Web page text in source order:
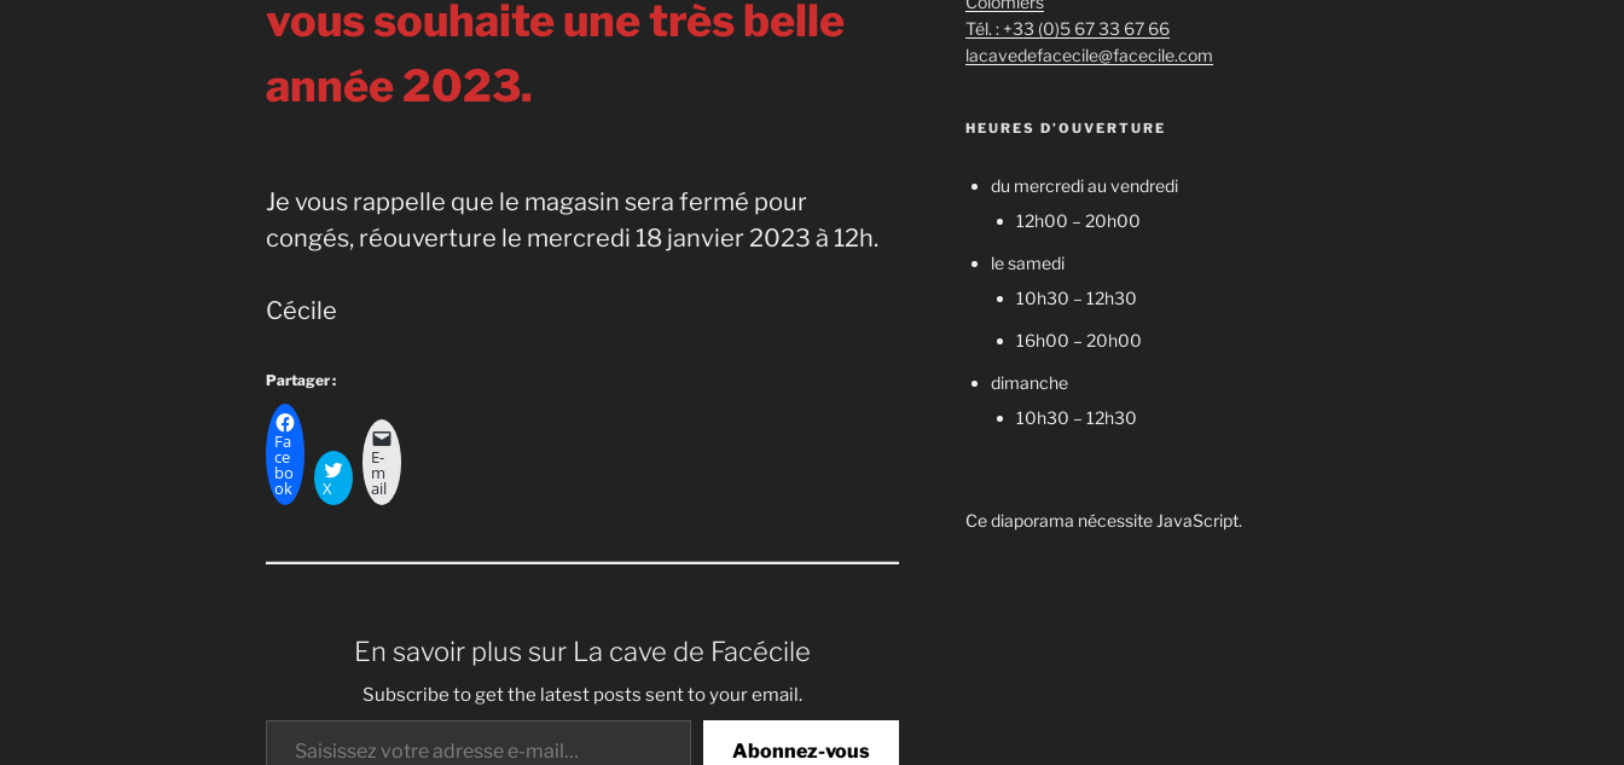
vous souhaite une très belle
année 2023.
Je vous rappelle que le magasin sera fermé pour
congés, réouverture le mercredi 18 janvier 2023 à 12h.
Cécile
Partager :
Fa
ce
bo
ok X
E-
m
ail
En savoir plus sur La cave de Facécile
Subscribe to get the latest posts sent to your email.
Saisissez votre adresse e-mail…
Abonnez-vous
Tél. : +33 (0)5 67 33 67 66
lacavedefacecile@facecile.com
HEURES D’OUVERTURE
du mercredi au vendredi
12h00 – 20h00
le samedi
10h30 – 12h30
16h00 – 20h00
dimanche
10h30 – 12h30
Ce diaporama nécessite JavaScript.